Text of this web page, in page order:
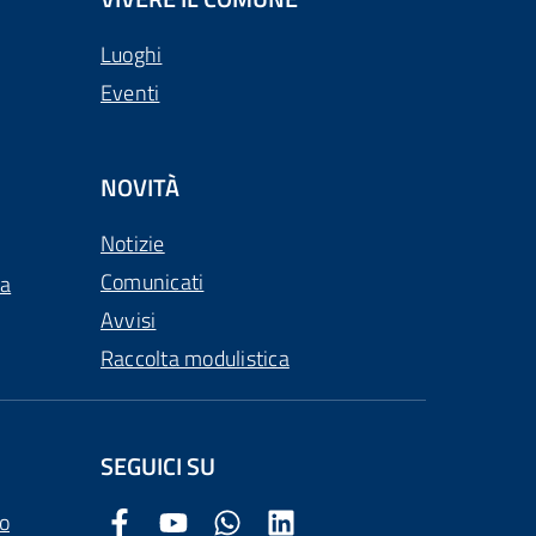
Luoghi
Eventi
NOVITÀ
Notizie
Comunicati
Avvisi
Raccolta modulistica
SEGUICI SU
Facebook Comune di Arezzo
Youtube Comune di Arezzo
Twitter Comune di Arezzo